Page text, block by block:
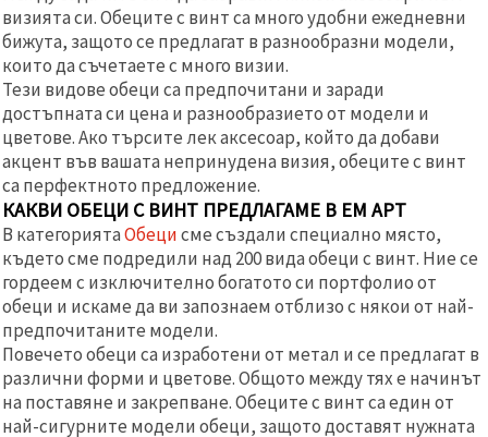
визията си. Обеците с винт са много удобни ежедневни
бижута, защото се предлагат в разнообразни модели,
които да съчетаете с много визии.
Тези видове обеци са предпочитани и заради
достъпната си цена и разнообразието от модели и
цветове. Ако търсите лек аксесоар, който да добави
акцент във вашата непринудена визия, обеците с винт
са перфектното предложение.
КАКВИ ОБЕЦИ С ВИНТ ПРЕДЛАГАМЕ В ЕМ АРТ
В категориятаОбецисме създали специално място,
където сме подредили над 200 вида обеци с винт. Ние се
гордеем с изключително богатото си портфолио от
обеци и искаме да ви запознаем отблизо с някои от най-
предпочитаните модели.
Повечето обеци са изработени от метал и се предлагат в
различни форми и цветове. Общото между тях е начинът
на поставяне и закрепване. Обеците с винт са един от
най-сигурните модели обеци, защото доставят нужната